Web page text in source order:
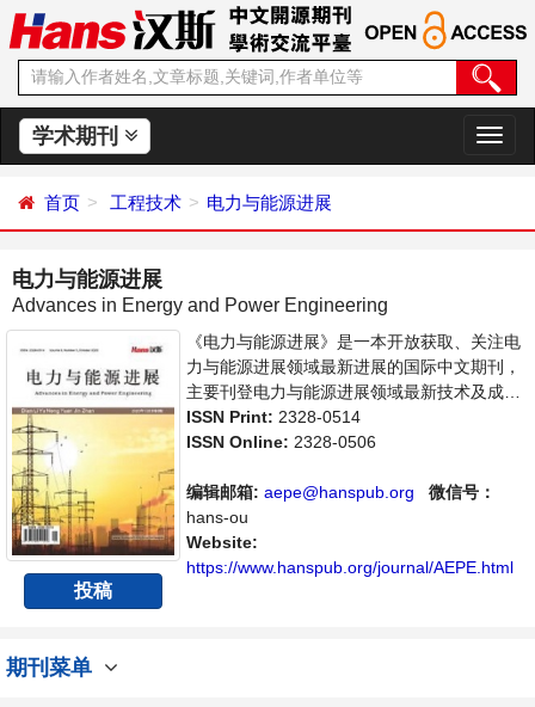
学术期刊
切
换
首页 工程技术 电力与能源进展
电力与能源进展
Advances in Energy and Power Engineering
投稿
《电力与能源进展》是一本开放获取、关注电
力与能源进展领域最新进展的国际中文期刊，
主要刊登电力与能源进展领域最新技术及成果
展示的相关论文。本刊支持思想创新、学术创
新，倡导科学，繁荣学术，集学术性、思想性
科研人员提供一个传播、分享和讨论电力与能
源进展领域内不同方向问题与发展的交流平
台。
ISSN Print: 2328-0514
ISSN Online: 2328-0506
编辑邮箱: aepe@hanspub.org
微信号：
hans-ou
Website:
https://www.hanspub.org/journal/AEPE.html
期刊菜单